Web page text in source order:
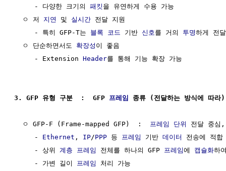
     - 다양한 크기의
패킷 을 유연하게 수용 가능
  ㅇ 저
지연 및 실시간 전달 지원
     - 특히 GFP-T는
블록 코드 기반 신호를 거의 투명하게 전
  ㅇ 단순하면서도
확장성 이 좋음
     - Extension
Header를 통해 기능 확장 가능
3. GFP 유형 구분  :  GFP 프레임 종류 (전달하는 방식에 따라)
  ㅇ GFP-F (Frame-mapped GFP)  :
프레임 단위
전달 중
     -
Ethernet , IP/PPP 등 프레임 기반 데이터
전송에 적합
     - 상위
계층 프레임 전체를 하나의 GFP 프레임에 캡슐화하
     - 가변 길이
프레임
처리 가능